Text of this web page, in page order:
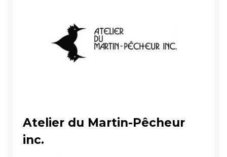
Atelier du Martin-Pêcheur
inc.